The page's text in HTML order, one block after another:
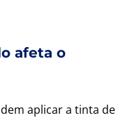
afeta o
aplicar a tinta de